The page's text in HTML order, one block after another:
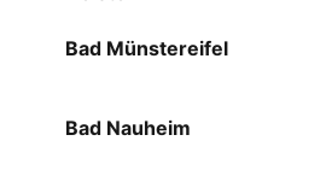
Bad Münstereifel
Bad Nauheim